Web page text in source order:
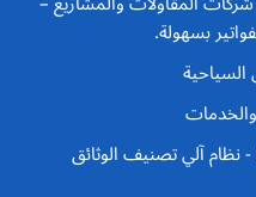
بسهولة.